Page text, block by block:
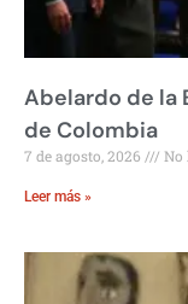
Abelardo de la
de Colombia
7 de agosto, 2026
Leer más »